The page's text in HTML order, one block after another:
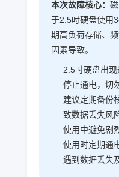
本次故障核心：
于2.5吋硬盘使用
期高负荷存储、
因素导致。
2.5吋硬盘出
停止通电，切
建议定期备份
致数据丢失风
使用中避免剧
使用时定期通
遇到数据丢失